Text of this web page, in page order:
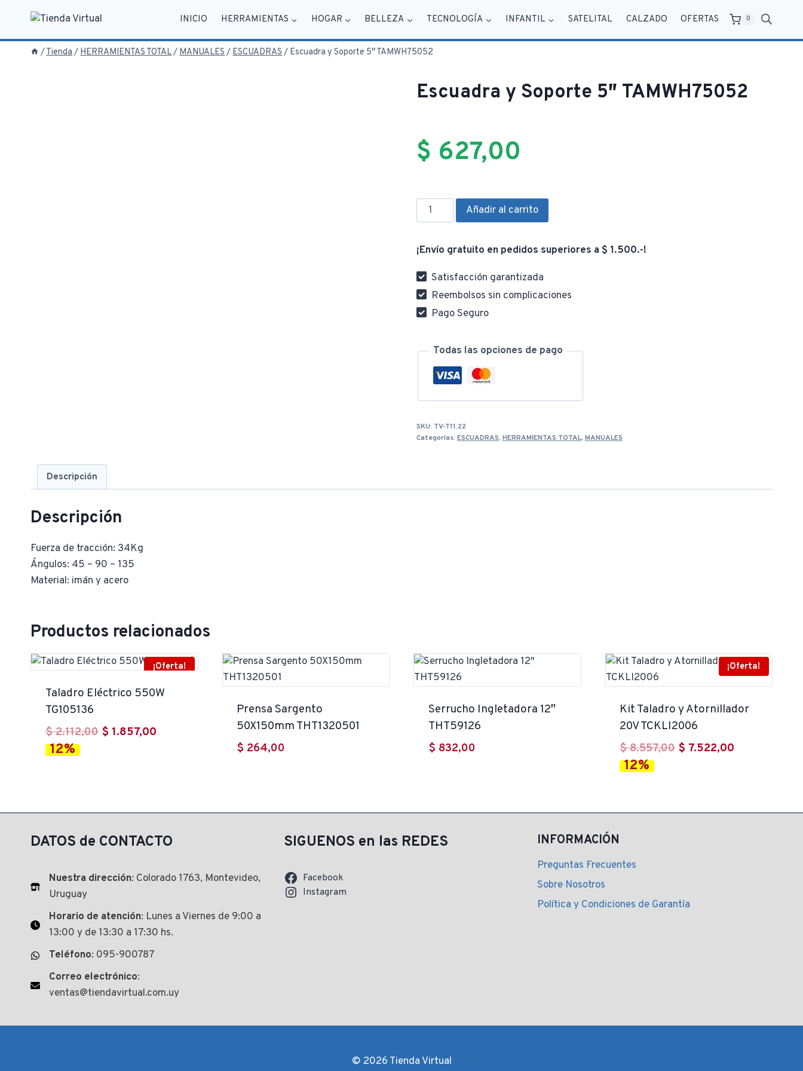
contenido
INICIO HERRAMIENTAS HOGAR BELLEZA TECNOLOGÍA INFANTIL SATELITAL CALZADO OFERTAS 0
/Tienda/HERRAMIENTAS TOTAL/MANUALES/ESCUADRAS/ Escuadra y Soporte 5″ TAMWH75052
Escuadra y Soporte 5″ TAMWH75052
$ 627,00
Escuadra
y
5"
TAMWH75052
cantidad
Añadir al carrito
¡Envío gratuito en pedidos superiores a $ 1.500.-!
Satisfacción garantizada
Reembolsos sin complicaciones
Pago Seguro
Todas las opciones de pago
SKU: TV-T11.22
Categorías: ESCUADRAS, HERRAMIENTAS TOTAL, MANUALES
Descripción
Descripción
Fuerza de tracción: 34Kg
Ángulos: 45 – 90 – 135
Material: imán y acero
Productos relacionados
¡Oferta!
Taladro Eléctrico 550W
TG105136
$2.112,00 El
$ 1.857,00El
12%
Prensa Sargento
50X150mm THT1320501
$ 264,00
Serrucho Ingletadora 12″
THT59126
$ 832,00
¡Oferta!
Kit Taladro y Atornillador
20V TCKLI2006
$8.557,00 El
$ 7.522,00
12%
DATOS de CONTACTO
Nuestra dirección: Colorado 1763, Montevideo,
Uruguay
Horario de atención: Lunes a Viernes de 9:00 a
13:00 y de 13:30 a 17:30 hs.
Teléfono: 095-900787
Correo electrónico:
ventas@tiendavirtual.com.uy
SIGUENOS en las REDES
Facebook
Instagram
INFORMACIÓN
Preguntas Frecuentes
Sobre Nosotros
Política y Condiciones de Garantía
© 2026 Tienda Virtual